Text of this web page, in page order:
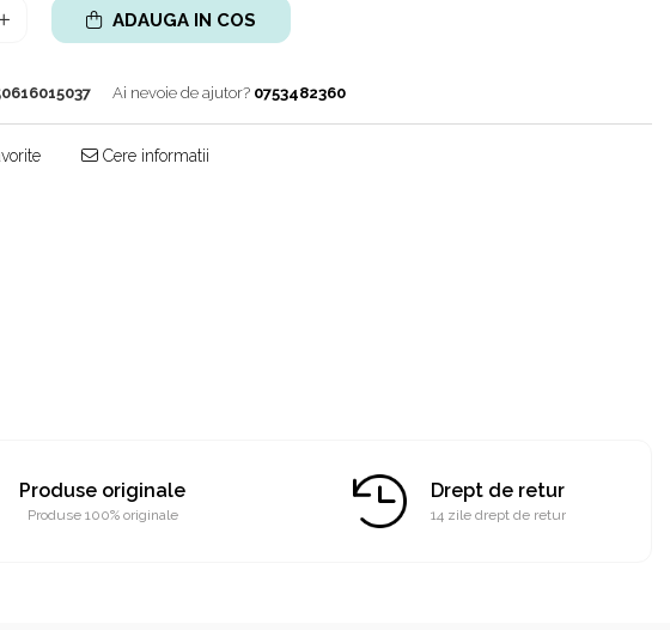
ADAUGA IN COS
Ai nevoie de ajutor? 0753482360
Cere informatii
Produse originale
Produse 100% originale
Drept de retur
14 zile drept de retur